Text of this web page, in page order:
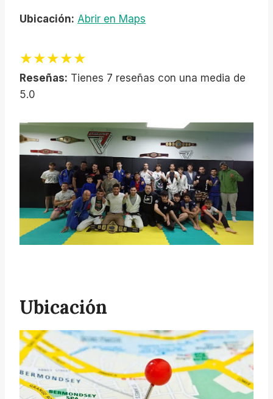
Ubicación: Abrir en Maps
★★★★★
Reseñas: Tienes 7 reseñas con una media de
5.0
Ubicación